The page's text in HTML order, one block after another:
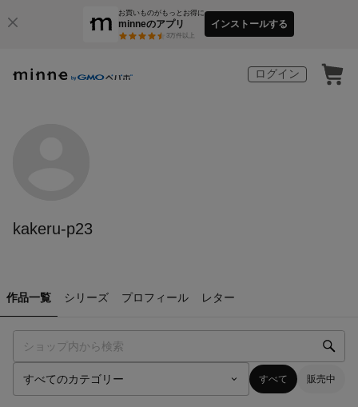
お買いものがもっとお得に
minneのアプリ
3万件以上
インストールする
ログイン
kakeru-p23
作品一覧 シリーズ プロフィール レター
すべて 販売中